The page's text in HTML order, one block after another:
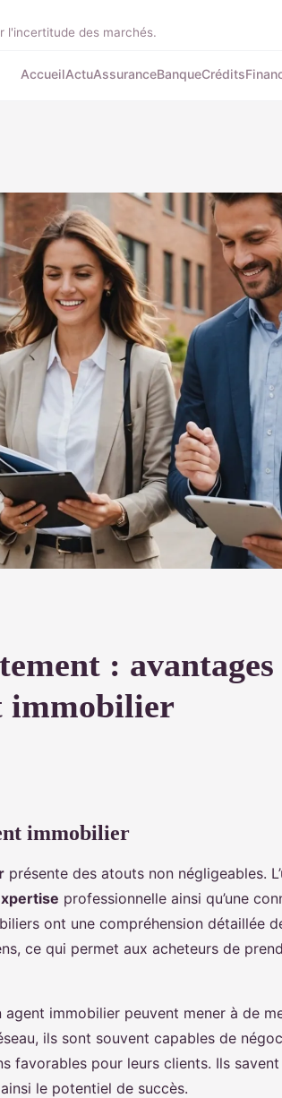
l'incertitude des marchés.
AccueilActuAssuranceBanqueCrédits
: avantages
immobilier
immobilier
présente des atouts non négligeables.
professionnelle ainsi qu’une
ont une compréhension détaillée
ce qui permet aux acheteurs de
agent immobilier peuvent mener à de
ils sont souvent capables de
favorables pour leurs clients. Ils
le potentiel de succès.